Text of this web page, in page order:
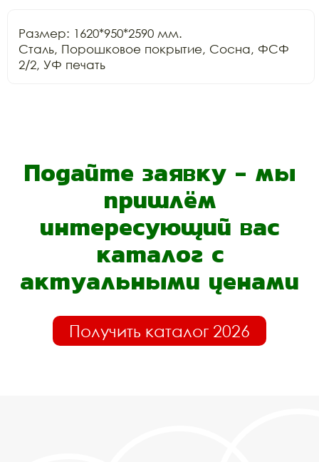
Размер: 1620*950*2590 мм.
Сталь, Порошковое покрытие, Сосна, ФСФ
2/2, УФ печать
Подайте заявку - мы
пришлём
интересующий вас
каталог с
актуальными ценами
Получить каталог 2026